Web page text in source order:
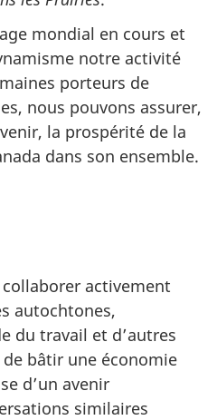
mondial en cours et
notre activité
porteurs de
nous pouvons assurer,
la prospérité de la
dans son ensemble.
activement
autochtones,
du travail et d’autres
bâtir une économie
d’un avenir
similaires